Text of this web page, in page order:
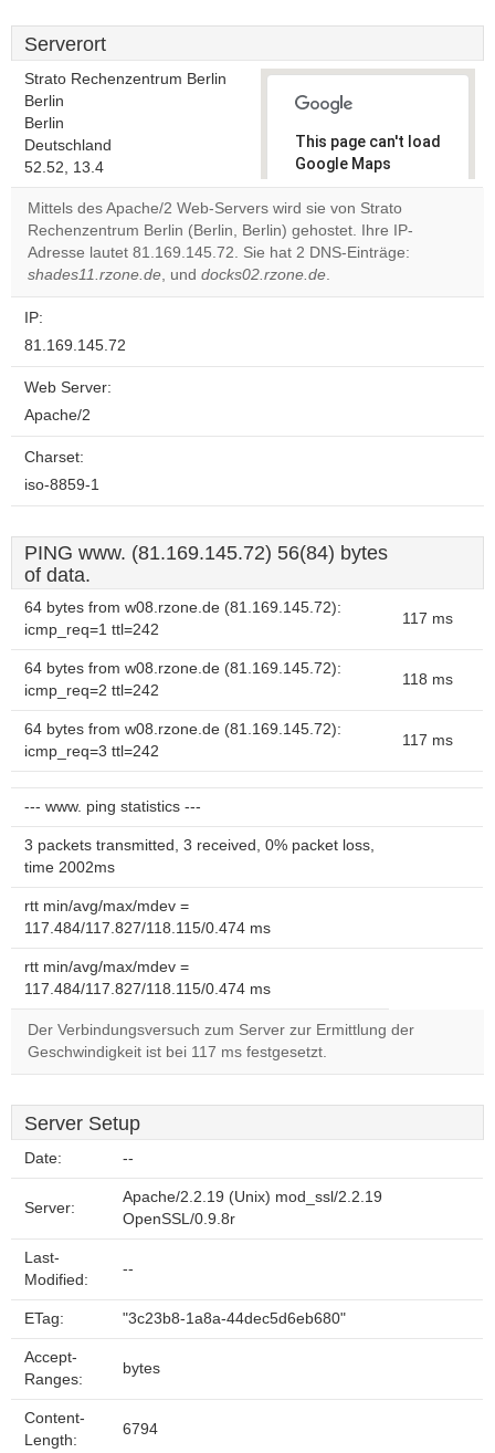
Serverort
Strato Rechenzentrum Berlin
Berlin
Berlin
Deutschland
52.52, 13.4
This page can't load
Google Maps
correctly.
Do you
own this
website?
Mittels des Apache/2 Web-Servers wird sie von Strato
Rechenzentrum Berlin (Berlin, Berlin) gehostet. Ihre IP-
Adresse lautet 81.169.145.72. Sie hat 2 DNS-Einträge:
shades11.rzone.de, und docks02.rzone.de.
IP:
81.169.145.72
Web Server:
Apache/2
Charset:
iso-8859-1
PING www. (81.169.145.72) 56(84) bytes
of data.
64 bytes from w08.rzone.de (81.169.145.72):
icmp_req=1 ttl=242
117 ms
64 bytes from w08.rzone.de (81.169.145.72):
icmp_req=2 ttl=242
118 ms
64 bytes from w08.rzone.de (81.169.145.72):
icmp_req=3 ttl=242
117 ms
--- www. ping statistics ---
3 packets transmitted, 3 received, 0% packet loss,
time 2002ms
rtt min/avg/max/mdev =
117.484/117.827/118.115/0.474 ms
rtt min/avg/max/mdev =
117.484/117.827/118.115/0.474 ms
Der Verbindungsversuch zum Server zur Ermittlung der
Geschwindigkeit ist bei 117 ms festgesetzt.
Server Setup
Date: --
Server:
Apache/2.2.19 (Unix) mod_ssl/2.2.19
OpenSSL/0.9.8r
Last-
Modified:
--
ETag: "3c23b8-1a8a-44dec5d6eb680"
Accept-
Ranges:
bytes
Content-
Length:
6794